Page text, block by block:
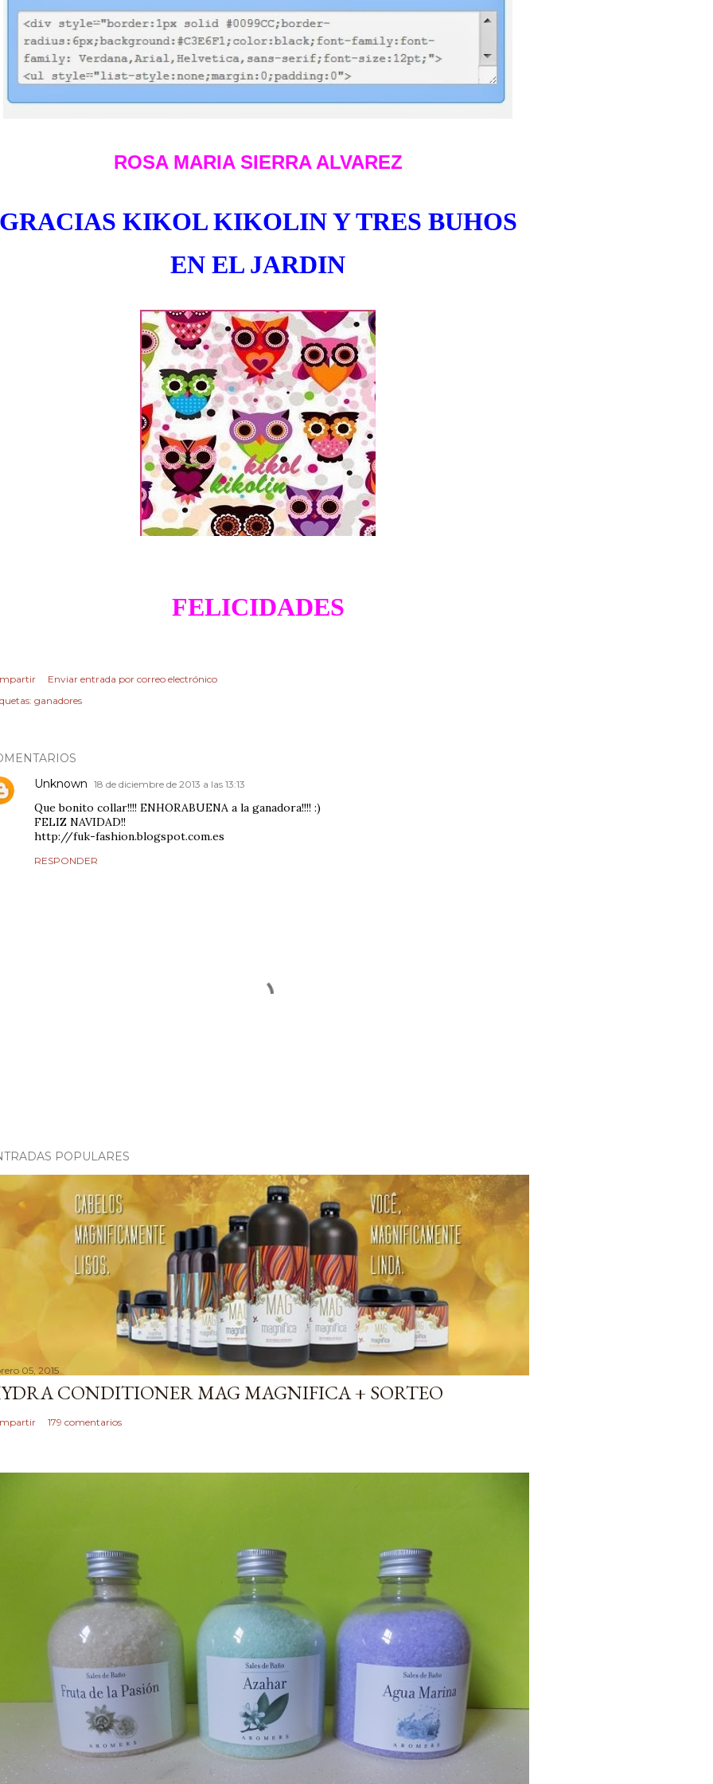
ROSA MARIA SIERRA ALVAREZ
KIKOL KIKOLIN Y TRES BUHOS
EN EL JARDIN
FELICIDADES
Enviar entrada por correo electrónico
ganadores
Unknown 18 de diciembre de 2013 a las 13:13
Que bonito collar!!!! ENHORABUENA a la ganadora!!!! :)
FELIZ NAVIDAD!!
http://fuk-fashion.blogspot.com.es
RESPONDER
POPULARES
05, 2015
CONDITIONER MAG MAGNIFICA + SORTEO
179 comentarios